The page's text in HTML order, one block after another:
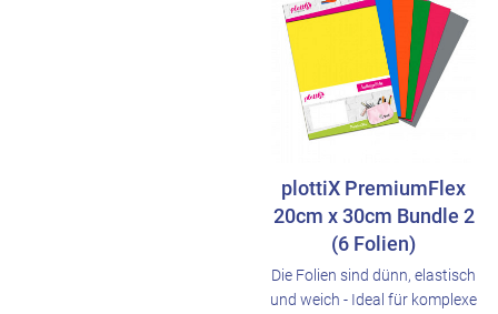
plottiX PremiumFlex
20cm x 30cm Bundle 2
(6 Folien)
Die Folien sind dünn, elastisch
und weich - Ideal für komplexe